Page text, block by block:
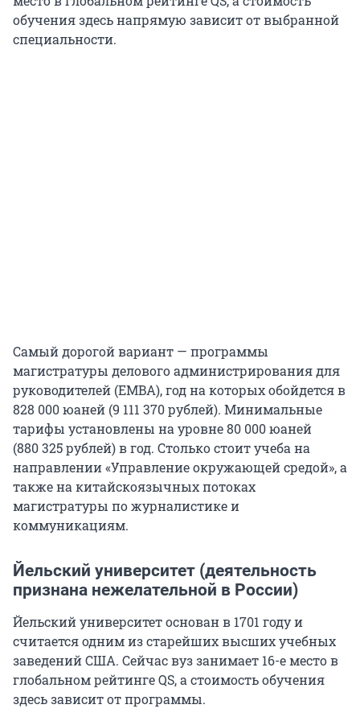
обучения здесь напрямую зависит от выбранной
специальности.
Самый дорогой вариант — программы
магистратуры делового администрирования для
руководителей (EMBA), год на которых обойдется в
828 000юаней (9 111 370рублей). Минимальные
тарифы установлены на уровне80 000юаней
(880 325рублей) в год. Столько стоит учеба на
направлении «Управление окружающей средой», а
также на китайскоязычных потоках
магистратуры по журналистике и
коммуникациям.
Йельский университет (деятельность
признана нежелательной в России)
Йельский университет основан в 1701 году и
считается одним из старейших высших учебных
заведений США. Сейчас вуз занимает 16-еместо в
глобальном рейтинге QS, а стоимость обучения
здесь зависит от программы.